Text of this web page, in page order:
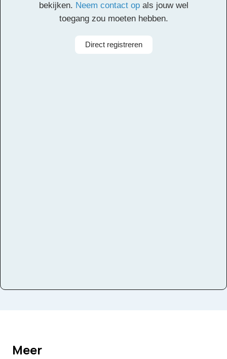
Facebook
TwitterEmailPinterestLinkedIn
Delen
bekijken. Neem contact opals jouw wel
toegang zou moeten hebben.
Direct registrerenAlle rechten voorbehouden
Meer